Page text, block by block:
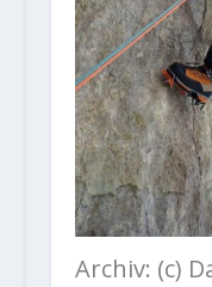
Archiv: (c)